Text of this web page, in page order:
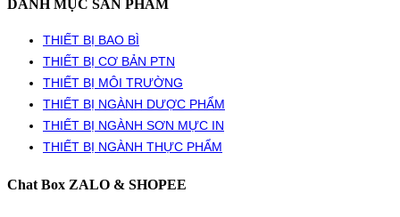
DANH MỤC SẢN PHẨM
THIẾT BỊ BAO BÌ
THIẾT BỊ CƠ BẢN PTN
THIẾT BỊ MÔI TRƯỜNG
THIẾT BỊ NGÀNH DƯỢC PHẨM
THIẾT BỊ NGÀNH SƠN MỰC IN
THIẾT BỊ NGÀNH THỰC PHẨM
Chat Box ZALO & SHOPEE